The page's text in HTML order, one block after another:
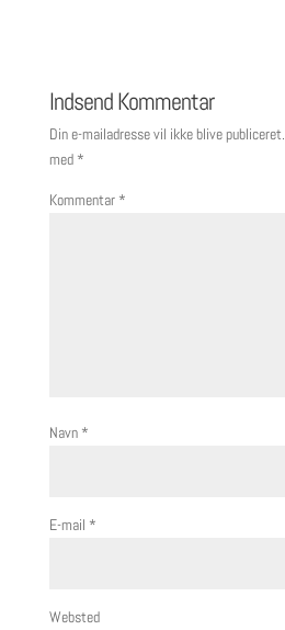
Indsend Kommentar
Din e-mailadresse vil ikke blive publiceret.
med *
Kommentar *
Navn *
E-mail *
Websted